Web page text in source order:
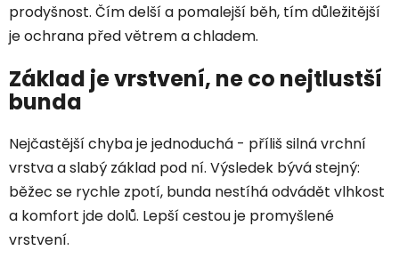
prodyšnost. Čím delší a pomalejší běh, tím důležitější
je ochrana před větrem a chladem.
Základ je vrstvení, ne co nejtlustší
bunda
Nejčastější chyba je jednoduchá - příliš silná vrchní
vrstva a slabý základ pod ní. Výsledek bývá stejný:
běžec se rychle zpotí, bunda nestíhá odvádět vlhkost
a komfort jde dolů. Lepší cestou je promyšlené
vrstvení.